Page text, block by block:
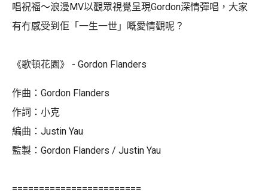
唱祝福～浪漫MV以觀眾視覺呈現Gordon深情彈唱，大家
有冇感受到佢「一生一世」嘅愛情觀呢？
《歌頓花園》 - Gordon Flanders
作曲：Gordon Flanders
作詞：小克
編曲：Justin Yau
監製：Gordon Flanders / Justin Yau
========================